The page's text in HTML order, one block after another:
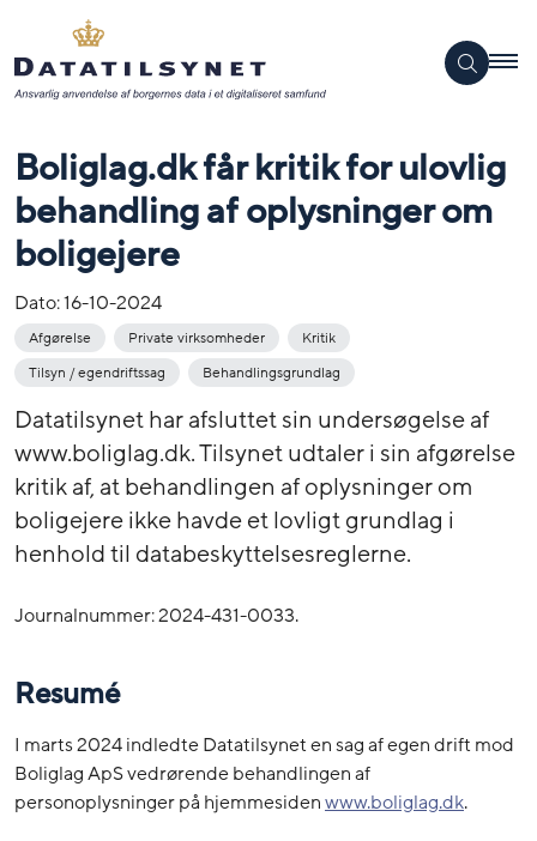
Boliglag.dk får kritik for ulovlig
behandling af oplysninger om
boligejere
Dato:16-10-2024
Afgørelse Private virksomheder
Kritik
Tilsyn / egendriftssag
Behandlingsgrundlag
Datatilsynet har afsluttet sin undersøgelse af
www.boliglag.dk. Tilsynet udtaler i sin afgørelse
kritik af, at behandlingen af oplysninger om
boligejere ikke havde et lovligt grundlag i
henhold til databeskyttelsesreglerne.
Journalnummer: 2024-431-0033.
Resumé
I marts 2024 indledte Datatilsynet en sag af egen drift mod
Boliglag ApS vedrørende behandlingen af
personoplysninger på hjemmesidenwww.boliglag.dk.